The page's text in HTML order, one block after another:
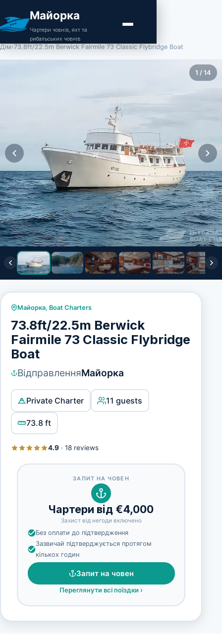
Майорка
Чартери човнів, яхт та
рибальських човнів
Дім›73.8ft/22.5m Berwick Fairmile 73 Classic Flybridge Boat
1 /14
Майорка, Boat Charters
73.8ft/22.5m Berwick
Fairmile 73 Classic Flybridge
Boat
ВідправленняМайорка
Private Charter 11 guests
73.8 ft
4.9· 18 reviews
ЗАПИТ НА ЧОВЕН
Чартери від €4,000
Захист від негоди включено
Без оплати до підтвердження
Зазвичай підтверджується протягом
кількох годин
Запит на човен
Переглянути всі поїздки ›